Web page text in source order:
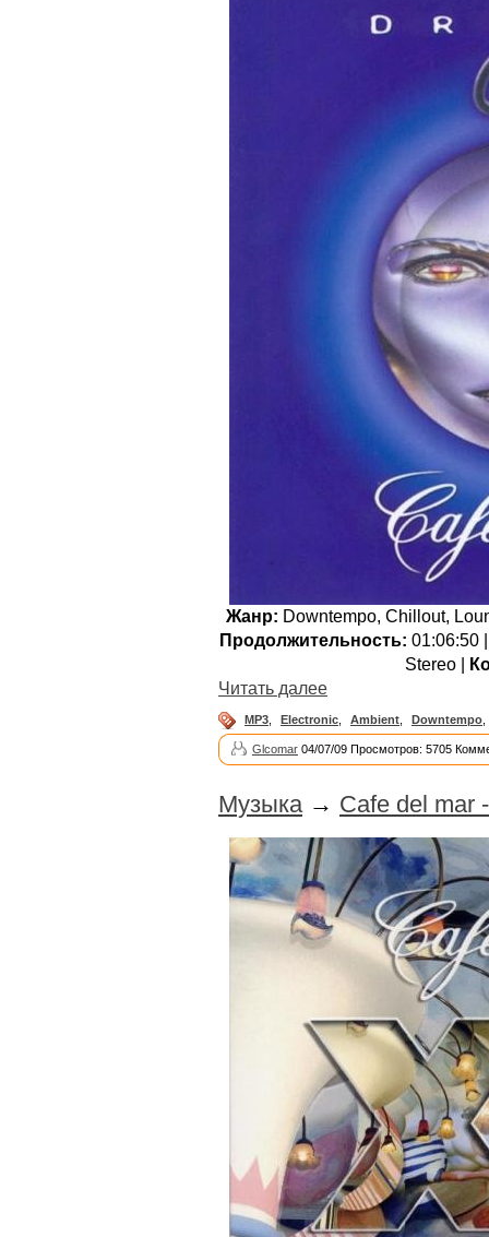
Жанр: Downtempo, Chillout,
Продолжительность: 01:06:50
Stereo |
Читать далее
MP3 Electronic Ambient Downtempo
Glcomar 04/07/09 Просмотров: 5705
Музыка→ Cafe del mar